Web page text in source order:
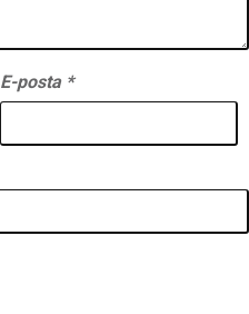
E-posta *